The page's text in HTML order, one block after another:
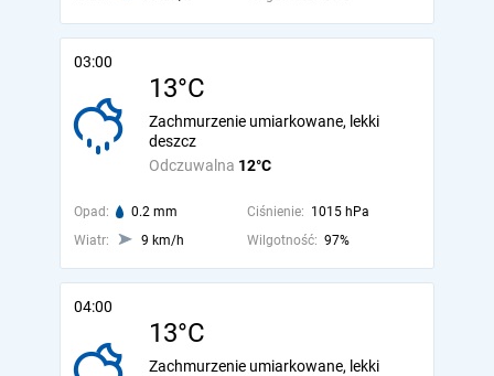
03:00
13°C
Odczuwalna 12°C
Zachmurzenie umiarkowane, lekki
deszcz
Opad: 0.2 mm Ciśnienie: 1015 hPa
Wiatr:
9 km/h Wilgotność: 97%
04:00
13°C
Zachmurzenie umiarkowane, lekki